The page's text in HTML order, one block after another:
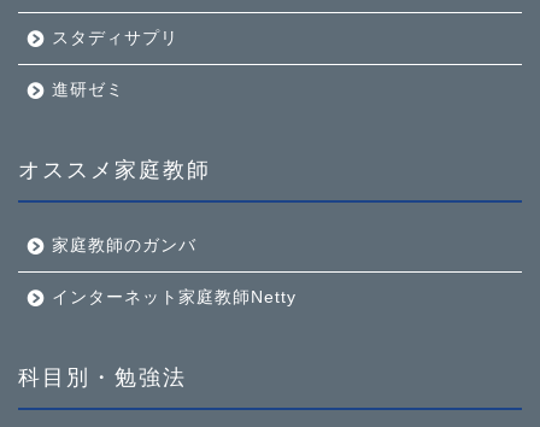
スタディサプリ
進研ゼミ
オススメ家庭教師
家庭教師のガンバ
インターネット家庭教師Netty
科目別・勉強法